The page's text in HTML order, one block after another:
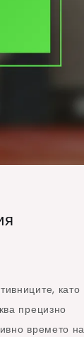
като
прецизно
времето